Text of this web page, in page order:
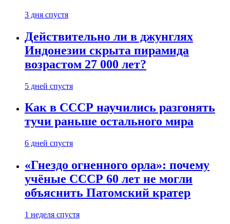
3 дня спустя
Действительно ли в джунглях
Индонезии скрыта пирамида
возрастом 27 000 лет?
5 дней спустя
Как в СССР научились разгонять
тучи раньше остального мира
6 дней спустя
«Гнездо огненного орла»: почему
учёные СССР 60 лет не могли
объяснить Патомский кратер
1 неделя спустя